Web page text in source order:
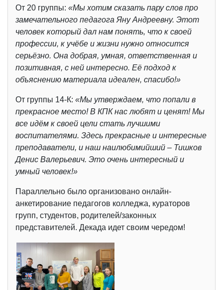
От 20 группы: «Мы хотим сказать пару слов про
замечательного педагога Яну Андреевну. Этот
человек который дал нам понять, что к своей
профессии, к учёбе и жизни нужно относится
серьёзно. Она добрая, умная, ответственная и
позитивная, с ней интересно. Её подход к
объяснению материала идеален, спасибо!»
От группы 14-К: «Мы утверждаем, что попали в
прекрасное место! В КПК нас любят и ценят! Мы
все идём к своей цели стать лучшими
воспитателями. Здесь прекрасные и интересные
преподаватели, и наш наилюбимийший – Тишков
Денис Валерьевич. Это очень интересный и
умный человек!»
Параллельно было организовано онлайн-
анкетирование педагогов колледжа, кураторов
групп, студентов, родителей/законных
представителей. Декада идет своим чередом!